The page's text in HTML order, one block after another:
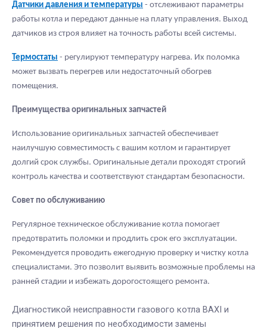
Датчики давления и температуры - отслеживают параметры
работы котла и передают данные на плату управления. Выход
датчиков из строя влияет на точность работы всей системы.
Термостаты - регулируют температуру нагрева. Их поломка
может вызвать перегрев или недостаточный обогрев
помещения.
Преимущества оригинальных запчастей
Использование оригинальных запчастей обеспечивает
наилучшую совместимость с вашим котлом и гарантирует
долгий срок службы. Оригинальные детали проходят строгий
контроль качества и соответствуют стандартам безопасности.
Совет по обслуживанию
Регулярное техническое обслуживание котла помогает
предотвратить поломки и продлить срок его эксплуатации.
Рекомендуется проводить ежегодную проверку и чистку котла
специалистами. Это позволит выявить возможные проблемы на
ранней стадии и избежать дорогостоящего ремонта.
Диагностикой неисправности газового котла BAXI и
принятием решения по необходимости замены